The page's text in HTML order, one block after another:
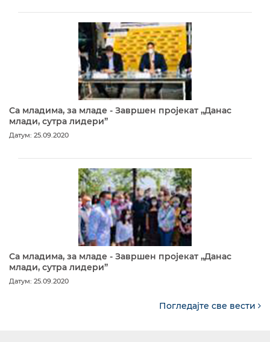
Са младима, за младе - Завршен пројекат „Данас
млади, сутра лидери”
Датум: 25.09.2020
Са младима, за младе - Завршен пројекат „Данас
млади, сутра лидери”
Датум: 25.09.2020
Погледајте све вести